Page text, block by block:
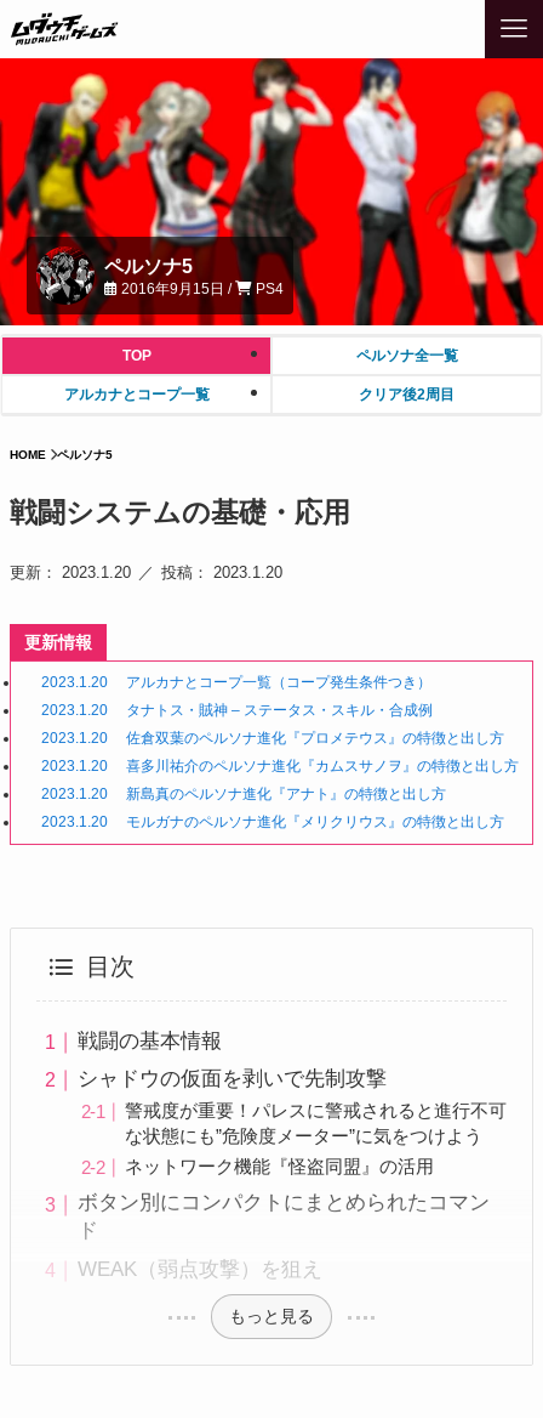
ペルソナ5
2016年9月15日 / PS4
TOP ペルソナ全一覧
アルカナとコープ一覧 クリア後2周目
HOME ペルソナ5
戦闘システムの基礎・応用
更新： 2023.1.20 投稿： 2023.1.20
更新情報
2023.1.20
アルカナとコープ一覧（コープ発生条件つき）
2023.1.20
タナトス・賊神 – ステータス・スキル・合成例
2023.1.20
佐倉双葉のペルソナ進化『プロメテウス』の特徴と出し方
2023.1.20
喜多川祐介のペルソナ進化『カムスサノヲ』の特徴と出し方
2023.1.20
新島真のペルソナ進化『アナト』の特徴と出し方
2023.1.20
モルガナのペルソナ進化『メリクリウス』の特徴と出し方
目次
戦闘の基本情報
シャドウの仮面を剥いで先制攻撃
警戒度が重要！パレスに警戒されると進行不可
な状態にも”危険度メーター”に気をつけよう
ネットワーク機能『怪盗同盟』の活用
ボタン別にコンパクトにまとめられたコマン
ド
WEAK（弱点攻撃）を狙え
もっと見る